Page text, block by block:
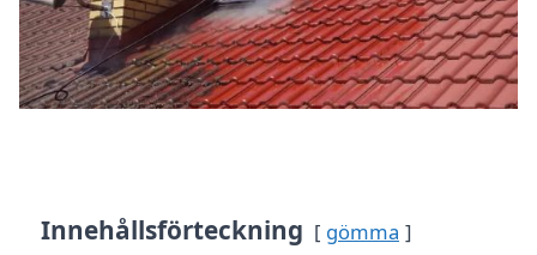
Innehållsförteckning gömma